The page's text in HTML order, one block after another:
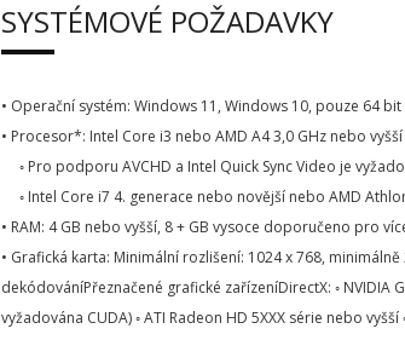
SYSTÉMOVÉ POŽADAVKY
• Operační systém: Windows 11, Windows 10, pouze 64 bit
• Procesor*: Intel Core i3 nebo AMD A4 3,0 GHz nebo vyšší
◦ Pro podporu AVCHD a Intel Quick Sync Video je
◦ Intel Core i7 4. generace nebo novější nebo AMD
• RAM: 4 GB nebo vyšší, 8 + GB vysoce doporučeno pro
• Grafická karta: Minimální rozlišení: 1024 x 768,
dekódováníPřeznačené grafické zařízeníDirectX: ◦
vyžadována CUDA) ◦ ATI Radeon HD 5XXX série nebo